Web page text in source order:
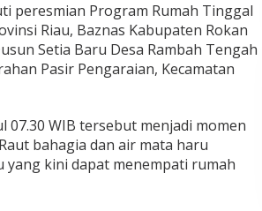
peresmian Program Rumah Tinggal
Riau, Baznas Kabupaten Rokan
Setia Baru Desa Rambah Tengah
Pasir Pengaraian, Kecamatan
WIB tersebut menjadi momen
bahagia dan air mata haru
kini dapat menempati rumah